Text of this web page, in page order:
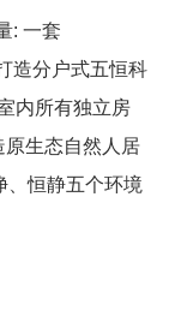
: 一套
造分户式五恒科
内所有独立房
原生态自然人居
、恒静五个环境